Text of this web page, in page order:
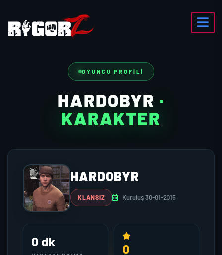
OYUNCU PROFILI
HARDOBYR ·
KARAKTER
HARDOBYR
KLANSIZ Kuruluş 30-01-2015
0 dk 0